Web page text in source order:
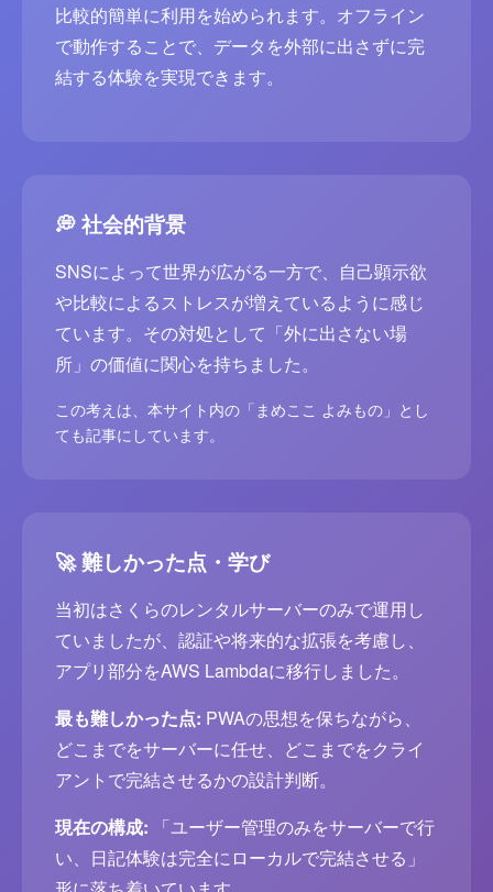
比較的簡単に利用を始められます。オフライン
で動作することで、データを外部に出さずに完
結する体験を実現できます。
💭 社会的背景
SNSによって世界が広がる一方で、自己顕示欲
や比較によるストレスが増えているように感じ
ています。その対処として「外に出さない場
所」の価値に関心を持ちました。
この考えは、本サイト内の「まめここ よみもの」とし
ても記事にしています。
🚀 難しかった点・学び
当初はさくらのレンタルサーバーのみで運用し
ていましたが、認証や将来的な拡張を考慮し、
アプリ部分をAWS Lambdaに移行しました。
最も難しかった点: PWAの思想を保ちながら、
どこまでをサーバーに任せ、どこまでをクライ
アントで完結させるかの設計判断。
現在の構成: 「ユーザー管理のみをサーバーで行
い、日記体験は完全にローカルで完結させる」